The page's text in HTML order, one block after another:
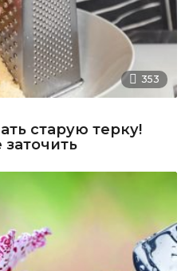
353
старую терку!